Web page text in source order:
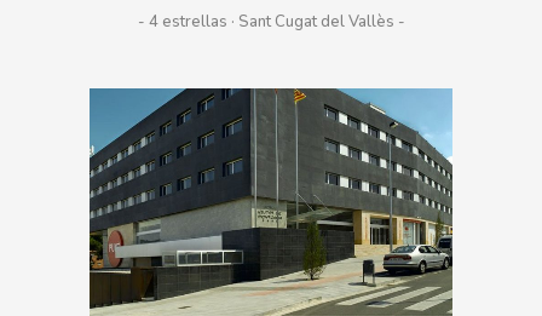
- 4 estrellas · Sant Cugat del Vallès